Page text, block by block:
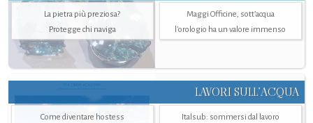
La pietra più preziosa?
Protegge chi naviga
Maggi Officine, sott’acqua
l'orologio ha un valore immenso
LAVORI SULL’ACQUA
Come diventare hostess
Italsub: sommersi dal lavoro